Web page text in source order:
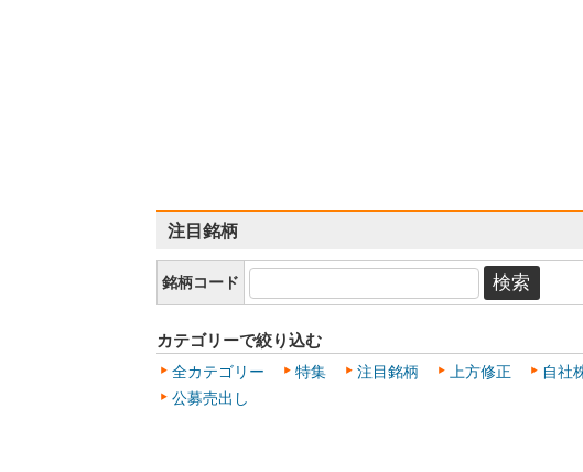
注目銘柄
銘柄コード
カテゴリーで絞り込む
全カテゴリー 特集 注目銘柄 上方修正 自社
公募売出し